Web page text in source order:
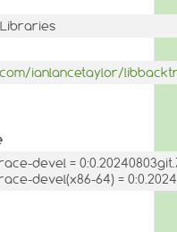
ianlancetaylor/
devel =
devel(x86-64) =